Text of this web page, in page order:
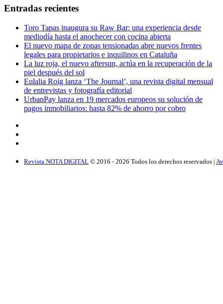
Entradas recientes
Toro Tapas inaugura su Raw Bar: una experiencia desde
mediodía hasta el anochecer con cocina abierta
El nuevo mapa de zonas tensionadas abre nuevos frentes
legales para propietarios e inquilinos en Cataluña
La luz roja, el nuevo aftersun, actúa en la recuperación de la
piel después del sol
Eulalia Roig lanza ‘The Journal’, una revista digital mensual
de entrevistas y fotografía editorial
UrbanPay lanza en 19 mercados europeos su solución de
pagos inmobiliarios: hasta 82% de ahorro por cobro
Revista NOTA DIGITAL © 2016 - 2026 Todos los derechos reservados |